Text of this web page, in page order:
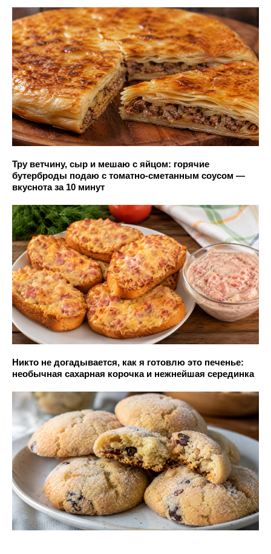
Тру ветчину, сыр и мешаю с яйцом: горячие
бутерброды подаю с томатно-сметанным соусом —
вкуснота за 10 минут
Никто не догадывается, как я готовлю это печенье:
необычная сахарная корочка и нежнейшая серединка